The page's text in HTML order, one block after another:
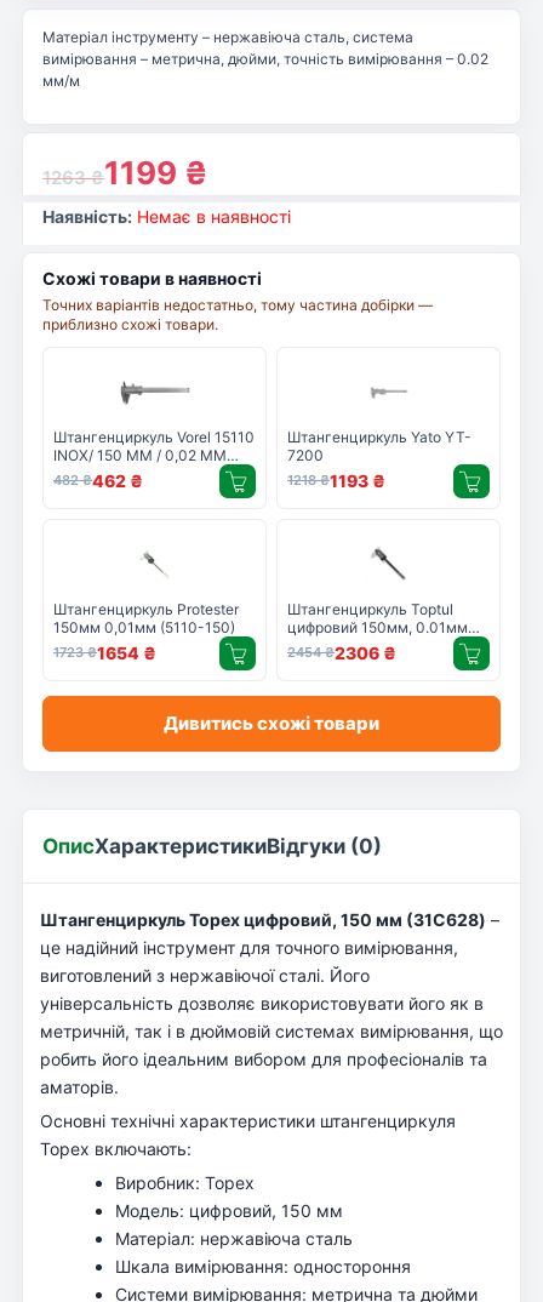
1263₴1199 ₴
Матеріал інструменту – нержавіюча сталь, система
вимірювання – метрична, дюйми, точність вимірювання – 0.02
мм/м
Наявність: Немає в наявності
Схожі товари в наявності
Точних варіантів недостатньо, тому частина добірки —
приблизно схожі товари.
Штангенциркуль Vorel 15110
INOX/ 150 ММ / 0,02 ММ
(15110)
482₴462 ₴
Штангенциркуль Yato YT-
7200
1218₴1193 ₴
Штангенциркуль Protester
150мм 0,01мм (5110-150)
1723₴1654 ₴
Штангенциркуль Toptul
цифровий 150мм, 0.01мм
(IACC1150)
2454₴2306 ₴
Дивитись схожі товари
ОписХарактеристикиВідгуки (0)
Штангенциркуль Topex цифровий, 150 мм (31C628) –
це надійний інструмент для точного вимірювання,
виготовлений з нержавіючої сталі. Його
універсальність дозволяє використовувати його як в
метричній, так і в дюймовій системах вимірювання, що
робить його ідеальним вибором для професіоналів та
аматорів.
Основні технічні характеристики штангенциркуля
Topex включають:
Виробник: Topex
Модель: цифровий, 150 мм
Матеріал: нержавіюча сталь
Шкала вимірювання: одностороння
Системи вимірювання: метрична та дюйми